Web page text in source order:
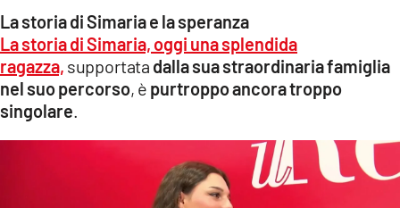
La storia di Simaria e la speranza
La storia di Simaria, oggi una splendida
ragazza, supportata dalla sua straordinaria famiglia
nel suo percorso, è purtroppo ancora troppo
singolare